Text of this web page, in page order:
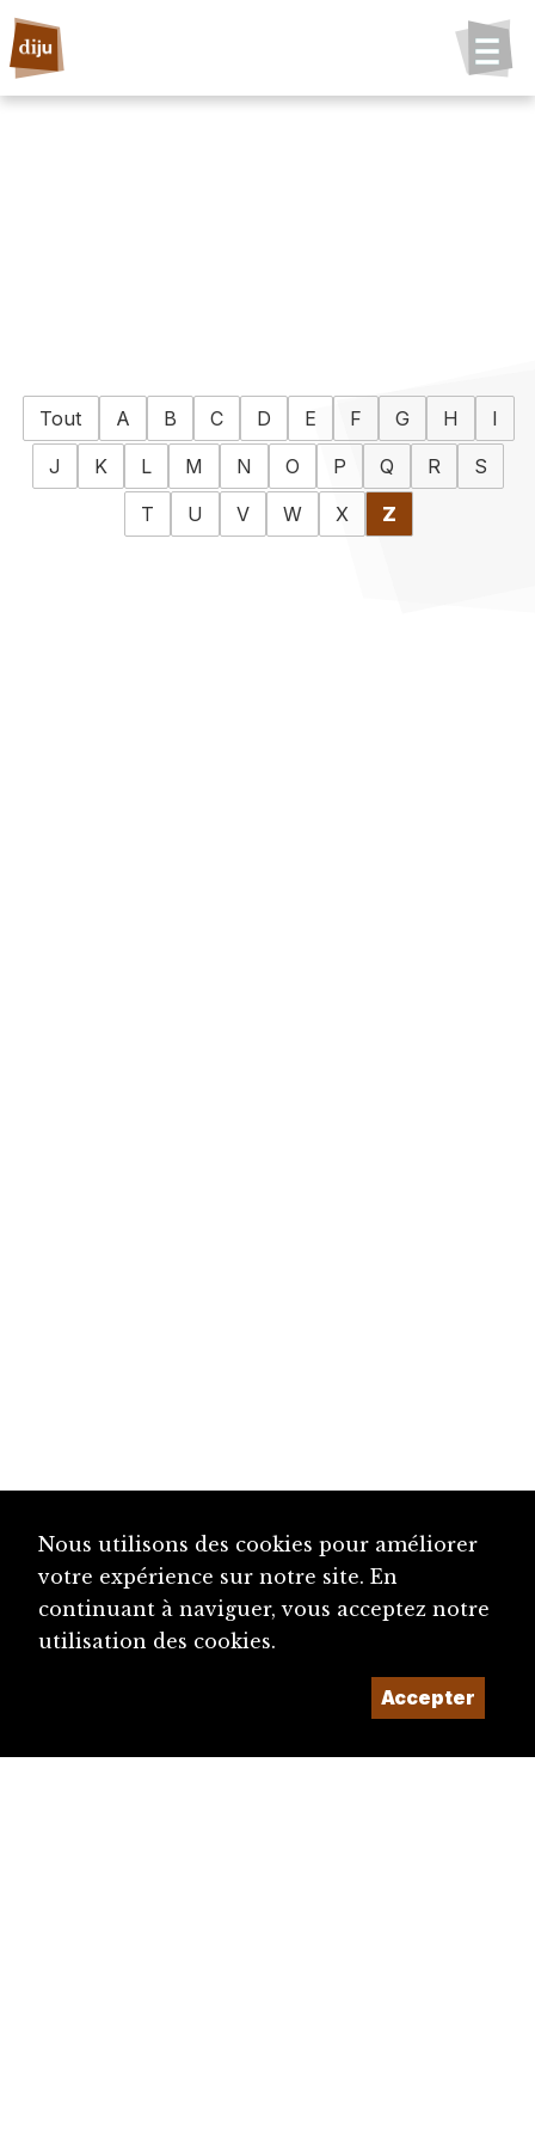
Tout A B C D E F G H
I
J
K L M N O P Q R
S
T
U V W X Z
Nous utilisons des cookies pour améliorer
votre expérience sur notre site. En
continuant à naviguer, vous acceptez notre
utilisation des cookies.
Accepter